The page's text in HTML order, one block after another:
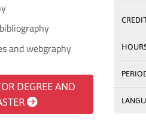
and webgraphy
DEGREE AND